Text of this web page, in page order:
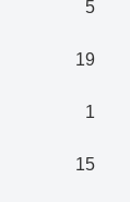
5
19
1
15